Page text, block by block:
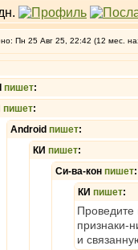
Пн 25 Авг 25, 22:42 (12 мес.
пишет:
пишет:
Android пишет:
КИ пишет:
Си-ва-кон пишет:
КИ пишет:
Проведите
признаки-
и